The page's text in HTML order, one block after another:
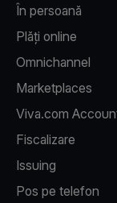
În persoană
Plăți online
Omnichannel
Marketplaces
Viva.com
Fiscalizare
Issuing
Pos pe telefon